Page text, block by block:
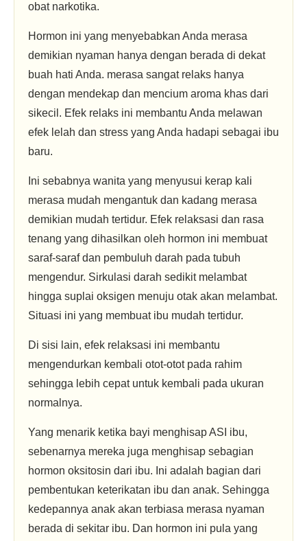
obat narkotika.
Hormon ini yang menyebabkan Anda merasa
demikian nyaman hanya dengan berada di dekat
buah hati Anda. merasa sangat relaks hanya
dengan mendekap dan mencium aroma khas dari
sikecil. Efek relaks ini membantu Anda melawan
efek lelah dan stress yang Anda hadapi sebagai ibu
baru.
Ini sebabnya wanita yang menyusui kerap kali
merasa mudah mengantuk dan kadang merasa
demikian mudah tertidur. Efek relaksasi dan rasa
tenang yang dihasilkan oleh hormon ini membuat
saraf-saraf dan pembuluh darah pada tubuh
mengendur. Sirkulasi darah sedikit melambat
hingga suplai oksigen menuju otak akan melambat.
Situasi ini yang membuat ibu mudah tertidur.
Di sisi lain, efek relaksasi ini membantu
mengendurkan kembali otot-otot pada rahim
sehingga lebih cepat untuk kembali pada ukuran
normalnya.
Yang menarik ketika bayi menghisap ASI ibu,
sebenarnya mereka juga menghisap sebagian
hormon oksitosin dari ibu. Ini adalah bagian dari
pembentukan keterikatan ibu dan anak. Sehingga
kedepannya anak akan terbiasa merasa nyaman
berada di sekitar ibu. Dan hormon ini pula yang